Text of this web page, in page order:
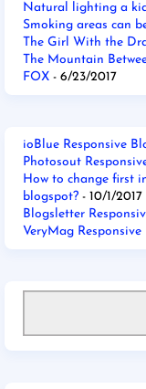
Natural lighting a
Smoking areas can
The Girl With the
The Mountain
FOX - 6/23/2017
ioBlue Responsive
Photosout
How to change first
blogspot? - 10/1/2017
Blogsletter
VeryMag